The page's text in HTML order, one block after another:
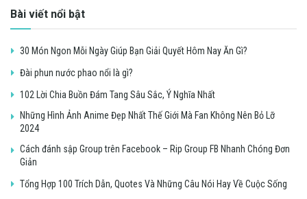
Bài viết nổi bật
30 Món Ngon Mỗi Ngày Giúp Bạn Giải Quyết Hôm Nay Ăn Gì?
Đài phun nước phao nổi là gì?
102 Lời Chia Buồn Đám Tang Sâu Sắc, Ý Nghĩa Nhất
Những Hình Ảnh Anime Đẹp Nhất Thế Giới Mà Fan Không Nên Bỏ Lỡ
2024
Cách đánh sập Group trên Facebook – Rip Group FB Nhanh Chóng Đơn
Giản
Tổng Hợp 100 Trích Dẫn, Quotes Và Những Câu Nói Hay Về Cuộc Sống